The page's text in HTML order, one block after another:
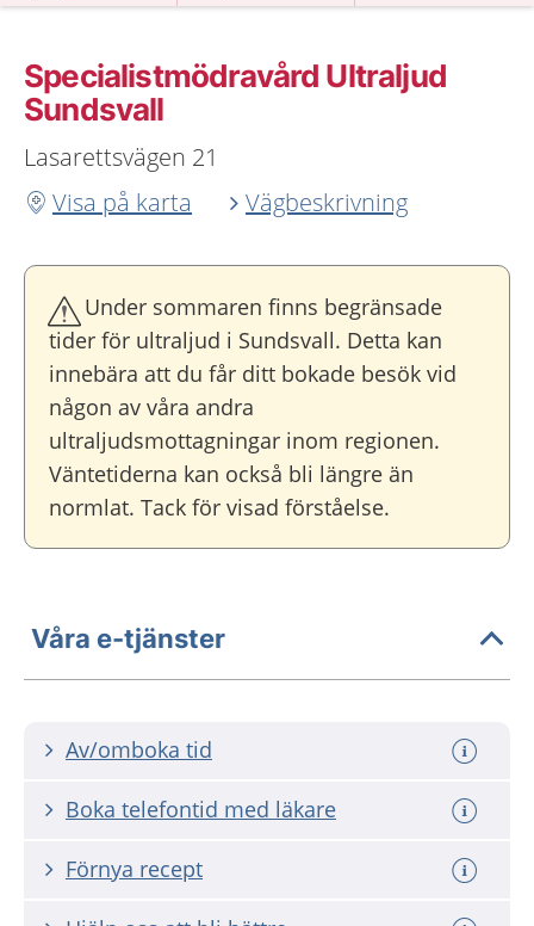
Specialistmödravård Ultraljud
Sundsvall
Lasarettsvägen 21
Visa på karta
Vägbeskrivning
Under sommaren finns begränsade
tider för ultraljud i Sundsvall. Detta kan
innebära att du får ditt bokade besök vid
någon av våra andra
ultraljudsmottagningar inom regionen.
Väntetiderna kan också bli längre än
normlat. Tack för visad förståelse.
Våra e-tjänster
Av/omboka tid
Boka telefontid med läkare
Förnya recept